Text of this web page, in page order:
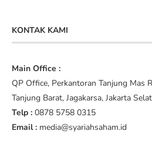
KONTAK KAMI
Main Office :
QP Office, Perkantoran Tanjung Mas
Tanjung Barat, Jagakarsa, Jakarta
Telp : 0878 5758 0315
Email : media@syariahsaham.id